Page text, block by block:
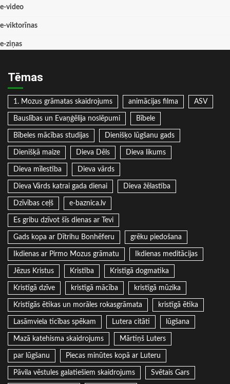
e-video
e-viktorīnas
e-ziņas
Tēmas
1. Mozus grāmatas skaidrojums animācijas filma ASV
Bauslības un Evaņģēlija noslēpumi Bībele
Bībeles mācības studijas Dienišķo lūgšanu gads
Dienišķā maize Dieva Dēls Dieva likums
Dieva mīlestība Dieva vārds
Dieva Vārds katrai gada dienai Dieva žēlastība
Dzīvības ceļš e-baznica.lv
Es gribu dzīvot šīs dienas ar Tevi
Gads kopa ar Dītrihu Bonhēferu grēku piedošana
Ikdienas ar Pirmo Mozus grāmatu Ikdienas meditācijas
Jēzus Kristus Kristība Kristīgā dogmatika
Kristīgā dzīve kristīgā mācība kristīgā mūzika
Kristīgās ētikas un morāles rokasgrāmata kristīgā ētika
Lasāmviela ticības spēkam Lutera citāti lūgšana
Mazā katehisma skaidrojums Mārtiņš Luters
par lūgšanu Piecas minūtes kopā ar Luteru
Pāvila vēstules galatiešiem skaidrojums Svētais Gars